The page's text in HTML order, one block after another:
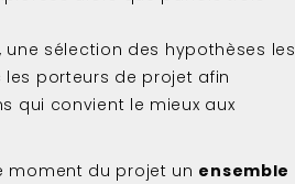
une sélection des hypothèses les
porteurs de projet afin
qui convient le mieux aux
moment du projet un ensemble